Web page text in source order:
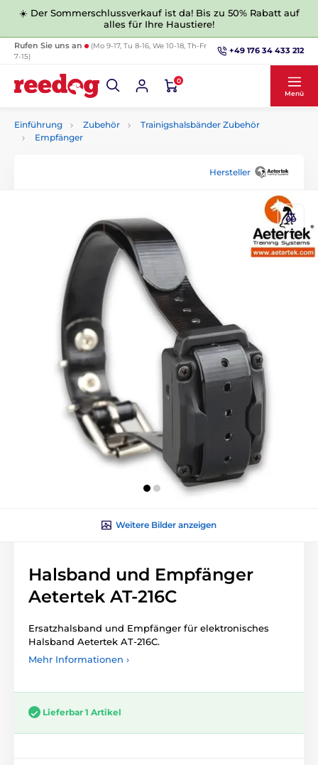
☀️ Der Sommerschlussverkauf ist da! Bis zu 50% Rabatt auf
alles für Ihre Haustiere!
Rufen Sie uns an
(Mo 9-17, Tu 8-16, We 10-18, Th-Fr
7-15)
+49 176 34 433 212
0
Menü
Einführung Zubehör
Trainigshalsbänder Zubehör
Empfänger
Hersteller
Weitere Bilder anzeigen
Halsband und Empfänger
Aetertek AT-216C
Ersatzhalsband und Empfänger für elektronisches
Halsband Aetertek AT-216C.
Mehr Informationen ›
Lieferbar 1 Artikel